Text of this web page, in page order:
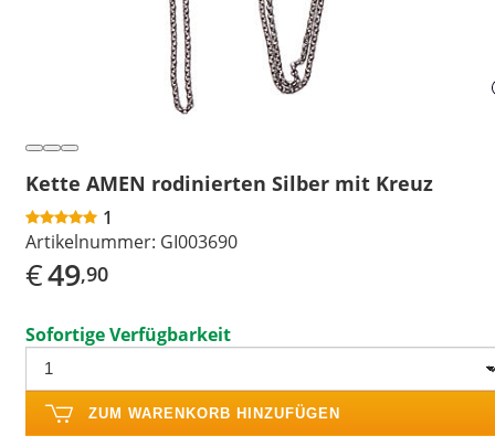
Kette AMEN rodinierten Silber mit Kreuz
1
Artikelnummer: GI003690
€49,90
Sofortige Verfügbarkeit
ZUM WARENKORB HINZUFÜGEN